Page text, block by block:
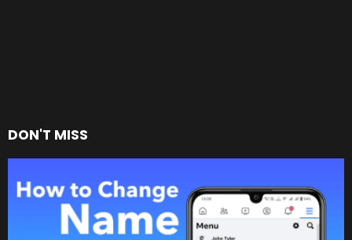
DON'T MISS